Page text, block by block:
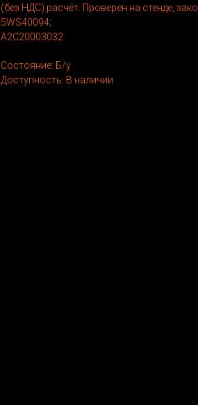
(без НДС) расчёт. Проверен на стенде,
5WS40094;
A2C20003032.
Состояние: Б/у
Доступность: В наличии